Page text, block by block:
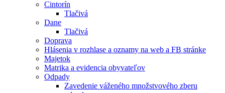
Cintorín
Tlačivá
Dane
Tlačivá
Doprava
Hlásenia v rozhlase a oznamy na web a FB stránke
Majetok
Matrika a evidencia obyvateľov
Odpady
Zavedenie váženého množstvového zberu